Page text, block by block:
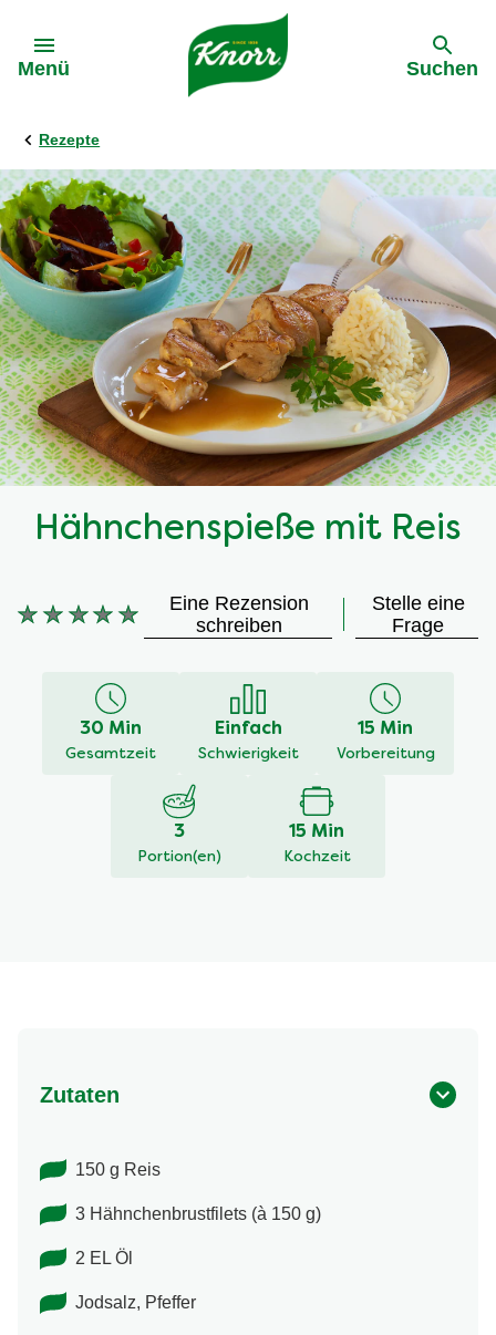
Menü Suchen
Rezepte
Hähnchenspieße mit Reis
Keine
abgegeben
Eine Rezension
schreiben
Stelle eine
Frage
30 Min
Gesamtzeit
Einfach
Schwierigkeit
15 Min
Vorbereitung
3
Portion(en)
15 Min
Kochzeit
Zutaten
150 g Reis
3 Hähnchenbrustfilets (à 150 g)
2 EL Öl
Jodsalz, Pfeffer